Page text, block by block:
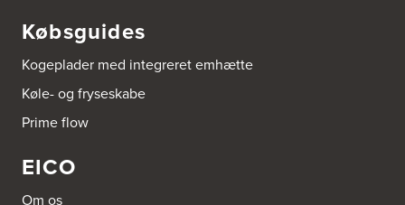
Købsguides
Kogeplader med integreret emhætte
Køle- og fryseskabe
Prime flow
EICO
Om os